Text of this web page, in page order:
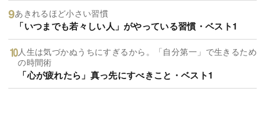
あきれるほど小さい習慣
「いつまでも若々しい人」がやっている習慣・ベスト1
人生は気づかぬうちにすぎるから。「自分第一」で生きるため
の時間術
「心が疲れたら」真っ先にすべきこと・ベスト1